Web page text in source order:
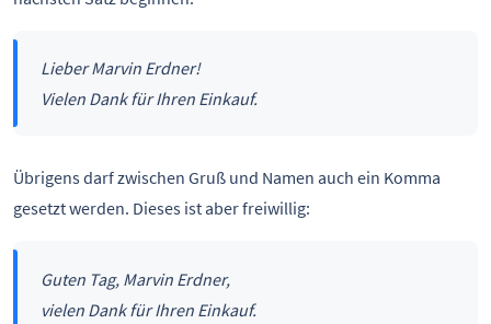
Lieber Marvin Erdner!
Vielen Dank für Ihren Einkauf.
Übrigens darf zwischen Gruß und Namen auch ein Komma
gesetzt werden. Dieses ist aber freiwillig:
Guten Tag, Marvin Erdner,
vielen Dank für Ihren Einkauf.